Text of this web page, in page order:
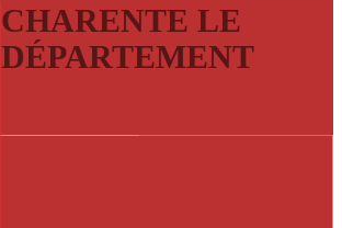
CHARENTE LE
DÉPARTEMENT